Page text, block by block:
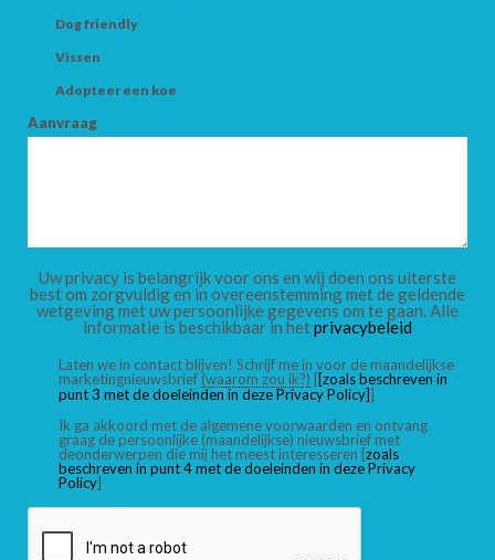
Dog friendly
Vissen
Adopteer een koe
Aanvraag
Uw privacy is belangrijk voor ons en wij doen ons uiterste
best om zorgvuldig en in overeenstemming met de geldende
wetgeving met uw persoonlijke gegevens om te gaan. Alle
informatie is beschikbaar in hetprivacybeleid
Laten we in contact blijven! Schrijf me in voor de maandelijkse
marketingnieuwsbrief (waarom zou ik?) [[zoals beschreven in
punt 3 met de doeleinden in deze Privacy Policy]]
Ik ga akkoord met de algemene voorwaarden en ontvang
graag de persoonlijke (maandelijkse) nieuwsbrief met
deonderwerpen die mij het meest interesseren [zoals
beschreven in punt 4 met de doeleinden in deze Privacy
Policy]